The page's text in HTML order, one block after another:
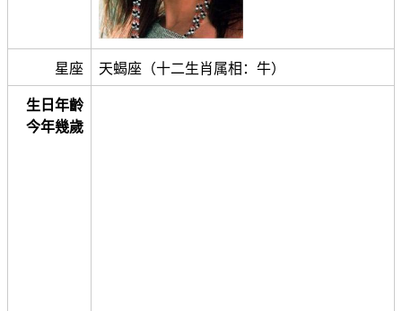
星座 天蝎座（十二生肖属相：牛）
生日年齡
今年幾歲